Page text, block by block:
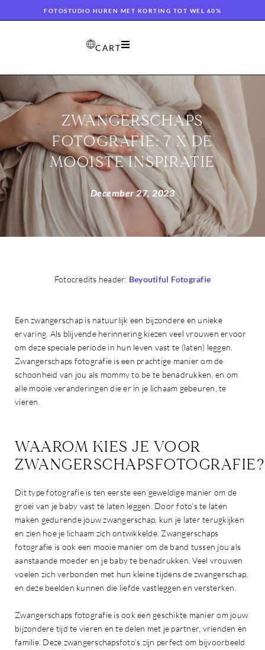
FOTOSTUDIO HUREN MET KORTING TOT WEL 60%
CART
ZWANGERSCHAPS
FOTOGRAFIE: 7 X DE
MOOISTE INSPIRATIE
December 27, 2023
Fotocredits header: Beyoutiful Fotografie
Een zwangerschap is natuurlijk een bijzondere en unieke
ervaring. Als blijvende herinnering kiezen veel vrouwen ervoor
om deze speciale periode in hun leven vast te (laten) leggen.
Zwangerschaps fotografie is een prachtige manier om de
schoonheid van jou als mommy to be te benadrukken, en om
alle mooie veranderingen die er in je lichaam gebeuren, te
vieren.
WAAROM KIES JE VOOR
ZWANGERSCHAPSFOTOGRAFIE?
Dit type fotografie is ten eerste een geweldige manier om de
groei van je baby vast te laten leggen. Door foto’s te laten
maken gedurende jouw zwangerschap, kun je later terugkijken
en zien hoe je lichaam zich ontwikkelde. Zwangerschaps
fotografie is ook een mooie manier om de band tussen jou als
aanstaande moeder en je baby te benadrukken. Veel vrouwen
voelen zich verbonden met hun kleine tijdens de zwangerschap,
en deze beelden kunnen die liefde vastleggen en versterken.
Zwangerschaps fotografie is ook een geschikte manier om jouw
bijzondere tijd te vieren en te delen met je partner, vrienden en
familie. Deze zwangerschapsfoto’s zijn perfect om bijvoorbeeld